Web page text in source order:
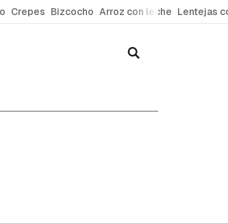
Crepes Bizcocho Arroz con leche Lentejas